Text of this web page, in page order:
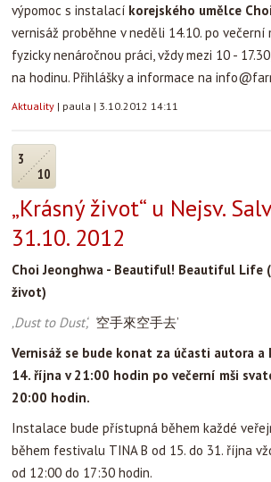
výpomoc s instalací korejského umělce
vernisáž proběhne v neděli 14.10. po večerní
fyzicky nenáročnou práci, vždy mezi 10 -
na hodinu. Přihlášky a informace na
Aktuality | paula | 3.10.2012 14:11
3
10
„Krásný život“ u Nejsv.
31.10. 2012
Choi Jeonghwa - Beautiful! Beautiful Life
život)
‚Dust to Dust‘, ‘ 空手來空手去’
Vernisáž se bude konat za účasti autora a
14. října v 21:00 hodin po večerní mši
20:00 hodin.
Instalace bude přístupná během každé
během festivalu TINA B od 15. do 31. října
od 12:00 do 17:30 hodin.